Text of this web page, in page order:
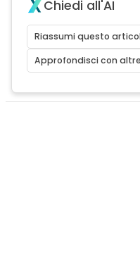
Chiedi all'AI
Riassumi questo
Approfondisci con